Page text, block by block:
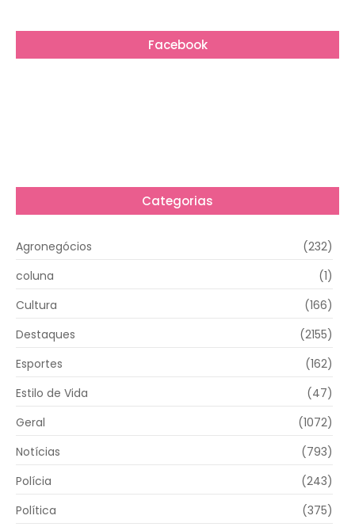
Facebook
Categorias
Agronegócios
(232)
coluna
(1)
Cultura
(166)
Destaques
(2155)
Esportes
(162)
Estilo de Vida
(47)
Geral
(1072)
Notícias
(793)
Polícia
(243)
Política
(375)